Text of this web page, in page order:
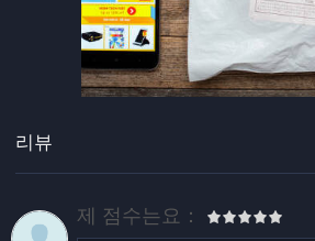
리뷰
제 점수는요：